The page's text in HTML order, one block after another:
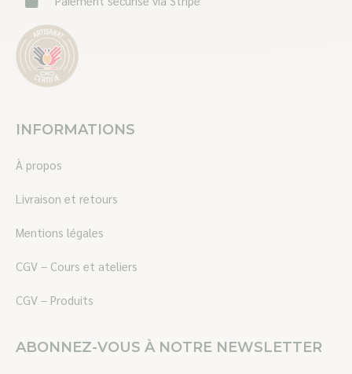
INFORMATIONS
À propos
Livraison et retours
Mentions légales
CGV – Cours et ateliers
CGV – Produits
ABONNEZ-VOUS À NOTRE NEWSLETTER